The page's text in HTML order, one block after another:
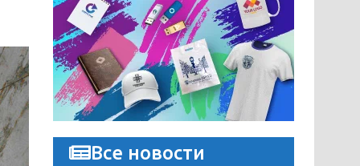
Все новости